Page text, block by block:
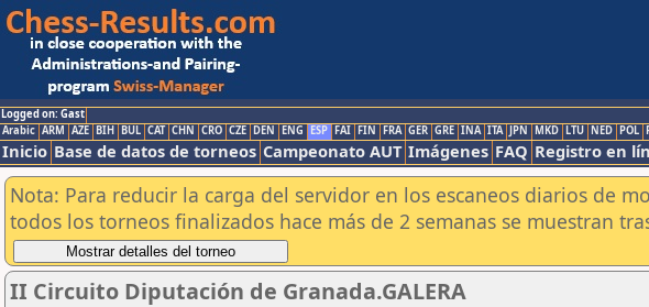
Logged on: Gast
Arabic ARM AZE BIH BUL CAT CHN CRO CZE DEN ENG ESP FAI FIN FRA GER GRE INA ITA JPN MKD LTU NED POL
Inicio Base de datos de torneos Campeonato AUT Imágenes FAQ Registro en
Nota: Para reducir la carga del servidor en los escaneos diarios de
todos los torneos finalizados hace más de 2 semanas se muestran
II Circuito Diputación de Granada.GALERA